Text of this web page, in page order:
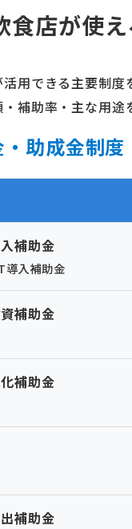
食店が使
用できる主要制度
補助率・主な用途
助成金制度
補助金
導入補助金
補助金
補助金
補助金